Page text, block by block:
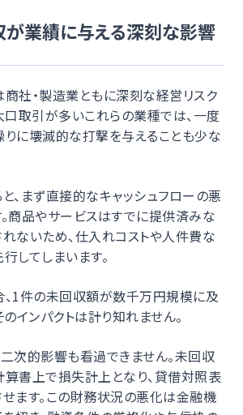
業績に与える深刻な影響
社・製造業ともに深刻な経営リスク
口取引が多いこれらの業種では、一度
に壊滅的な打撃を与えることも少な
、まず直接的なキャッシュフローの悪
商品やサービスはすでに提供済みな
ないため、仕入れコストや人件費な
してしまいます。
1件の未回収額が数千万円規模に及
インパクトは計り知れません。
次的影響も看過できません。未回収
書上で損失計上となり、貸借対照表
ます。この財務状況の悪化は金融機